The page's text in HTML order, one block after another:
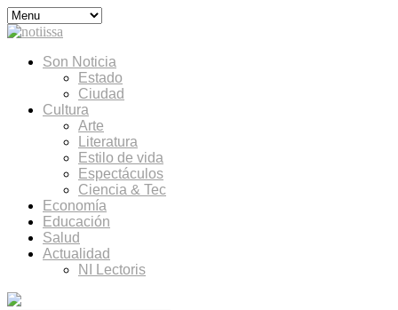
Son Noticia
Estado
Ciudad
Cultura
Arte
Literatura
Estilo de vida
Espectáculos
Ciencia & Tec
Economía
Educación
Salud
Actualidad
NI Lectoris